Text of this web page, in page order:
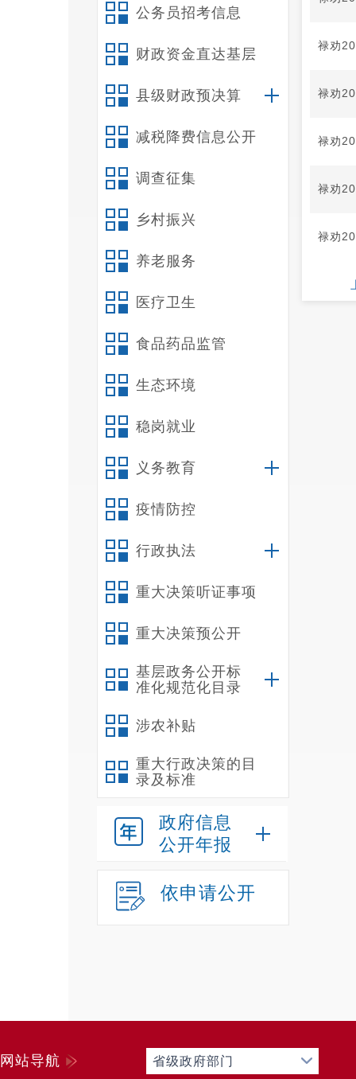
公务员招考信息
财政资金直达基层
县级财政预决算
减税降费信息公开
调查征集
乡村振兴
养老服务
医疗卫生
食品药品监管
生态环境
稳岗就业
义务教育
疫情防控
行政执法
重大决策听证事项
重大决策预公开
基层政务公开标
准化规范化目录
涉农补贴
重大行政决策的目
录及标准
政府信息
公开年报
依申请公开
禄劝
禄劝
禄劝
禄劝
禄劝
网站导航 省级政府部门